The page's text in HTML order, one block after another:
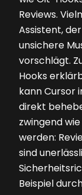
Reviews.
Assistent,
unsichere
vorschlägt.
Hooks
kann Cursor
direkt
zwingend
werden:
sind
Beispiel